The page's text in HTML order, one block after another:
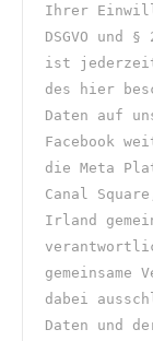
Ihrer
DSGVO und
ist
des hier
Daten auf
Facebook
die Meta
Canal
Irland
dabei
Daten und